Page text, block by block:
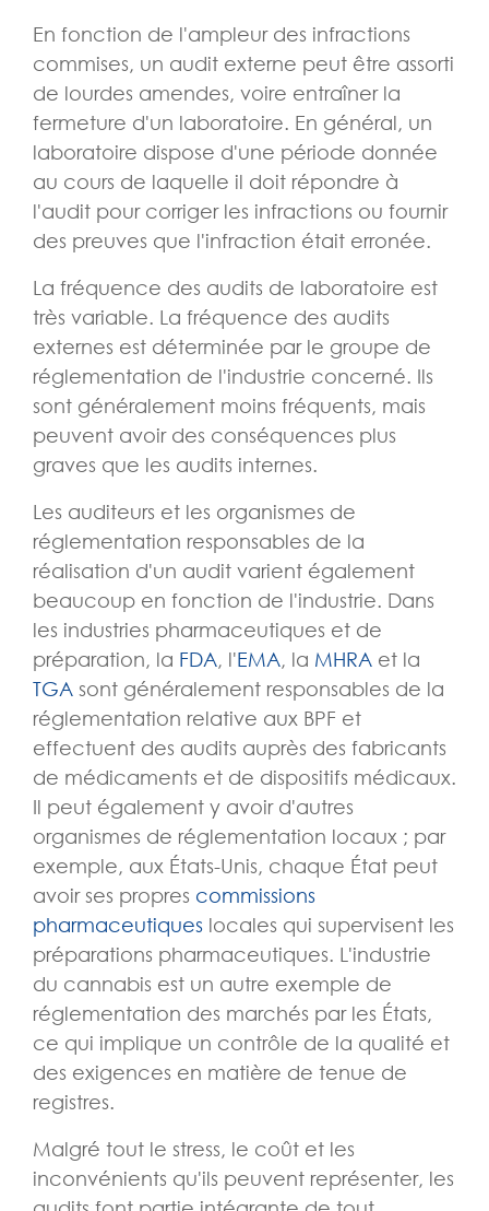
En fonction de l'ampleur des infractions
commises, un audit externe peut être assorti
de lourdes amendes, voire entraîner la
fermeture d'un laboratoire. En général, un
laboratoire dispose d'une période donnée
au cours de laquelle il doit répondre à
l'audit pour corriger les infractions ou fournir
des preuves que l'infraction était erronée.
La fréquence des audits de laboratoire est
très variable. La fréquence des audits
externes est déterminée par le groupe de
réglementation de l'industrie concerné. Ils
sont généralement moins fréquents, mais
peuvent avoir des conséquences plus
graves que les audits internes.
Les auditeurs et les organismes de
réglementation responsables de la
réalisation d'un audit varient également
beaucoup en fonction de l'industrie. Dans
les industries pharmaceutiques et de
préparation, la FDA, l'EMA, la MHRA et la
TGA sont généralement responsables de la
réglementation relative aux BPF et
effectuent des audits auprès des fabricants
de médicaments et de dispositifs médicaux.
Il peut également y avoir d'autres
organismes de réglementation locaux ; par
exemple, aux États-Unis, chaque État peut
avoir ses propres commissions
pharmaceutiques locales qui supervisent les
préparations pharmaceutiques. L'industrie
du cannabis est un autre exemple de
réglementation des marchés par les États,
ce qui implique un contrôle de la qualité et
des exigences en matière de tenue de
registres.
Malgré tout le stress, le coût et les
inconvénients qu'ils peuvent représenter, les